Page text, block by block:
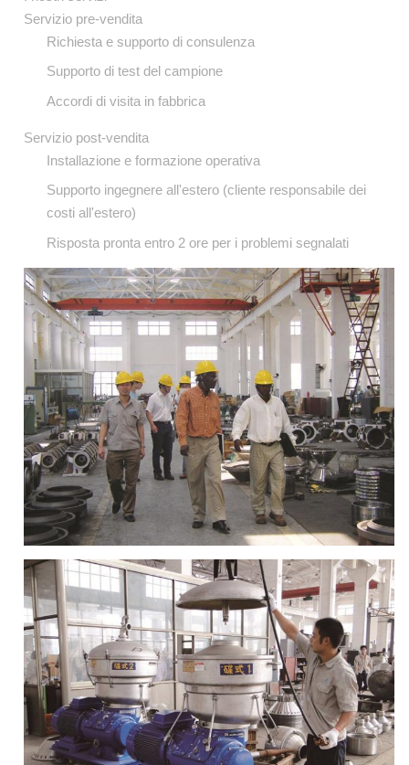
Servizio pre-vendita
Richiesta e supporto di consulenza
Supporto di test del campione
Accordi di visita in fabbrica
Servizio post-vendita
Installazione e formazione operativa
Supporto ingegnere all'estero (cliente responsabile dei
costi all'estero)
Risposta pronta entro 2 ore per i problemi segnalati